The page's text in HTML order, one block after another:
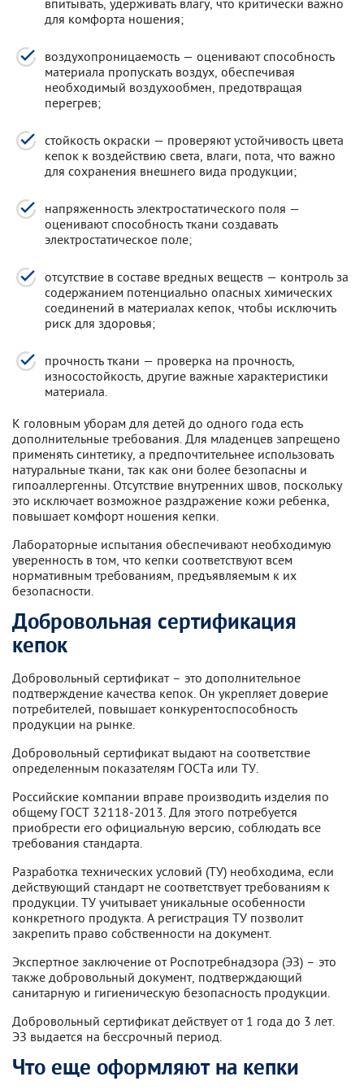
впитывать, удерживать влагу, что критически важно
для комфорта ношения;
воздухопроницаемость — оценивают способность
материала пропускать воздух, обеспечивая
необходимый воздухообмен, предотвращая
перегрев;
стойкость окраски — проверяют устойчивость цвета
кепок к воздействию света, влаги, пота, что важно
для сохранения внешнего вида продукции;
напряженность электростатического поля —
оценивают способность ткани создавать
электростатическое поле;
отсутствие в составе вредных веществ — контроль за
содержанием потенциально опасных химических
соединений в материалах кепок, чтобы исключить
риск для здоровья;
прочность ткани — проверка на прочность,
износостойкость, другие важные характеристики
материала.
К головным уборам для детей до одного года есть
дополнительные требования. Для младенцев запрещено
применять синтетику, а предпочтительнее использовать
натуральные ткани, так как они более безопасны и
гипоаллергенны. Отсутствие внутренних швов, поскольку
это исключает возможное раздражение кожи ребенка,
повышает комфорт ношения кепки.
Лабораторные испытания обеспечивают необходимую
уверенность в том, что кепки соответствуют всем
нормативным требованиям, предъявляемым к их
безопасности.
Добровольная сертификация
кепок
Добровольный сертификат – это дополнительное
подтверждение качества кепок. Он укрепляет доверие
потребителей, повышает конкурентоспособность
продукции на рынке.
Добровольный сертификат выдают на соответствие
определенным показателям ГОСТа или ТУ.
Российские компании вправе производить изделия по
общему ГОСТ 32118-2013. Для этого потребуется
приобрести его официальную версию, соблюдать все
требования стандарта.
Разработка технических условий (ТУ) необходима, если
действующий стандарт не соответствует требованиям к
продукции. ТУ учитывает уникальные особенности
конкретного продукта. А регистрация ТУ позволит
закрепить право собственности на документ.
Экспертное заключение от Роспотребнадзора (ЭЗ) – это
также добровольный документ, подтверждающий
санитарную и гигиеническую безопасность продукции.
Добровольный сертификат действует от 1 года до 3 лет.
ЭЗ выдается на бессрочный период.
Что еще оформляют на кепки